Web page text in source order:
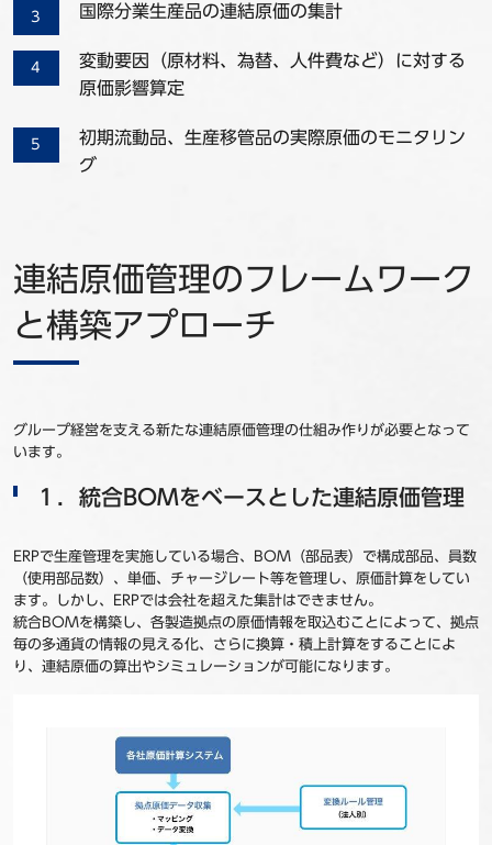
国際分業生産品の連結原価の集計
変動要因（原材料、為替、人件費など）に対する
原価影響算定
初期流動品、生産移管品の実際原価のモニタリン
グ
連結原価管理のフレームワーク
と構築アプローチ
グループ経営を支える新たな連結原価管理の仕組み作りが必要となって
います。
１．統合BOMをベースとした連結原価管理
ERPで生産管理を実施している場合、BOM（部品表）で構成部品、員数
（使用部品数）、単価、チャージレート等を管理し、原価計算をしてい
ます。しかし、ERPでは会社を超えた集計はできません。
統合BOMを構築し、各製造拠点の原価情報を取込むことによって、拠点
毎の多通貨の情報の見える化、さらに換算・積上計算をすることによ
り、連結原価の算出やシミュレーションが可能になります。